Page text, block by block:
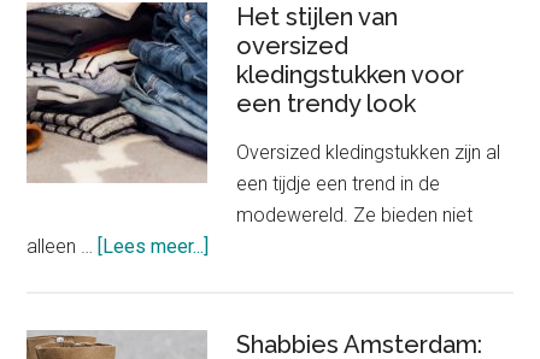
passende
onderkleding
Het stijlen van
oversized
kledingstukken voor
een trendy look
Oversized kledingstukken zijn al
een tijdje een trend in de
modewereld. Ze bieden niet
alleen … [Lees meer...]
Shabbies Amsterdam: